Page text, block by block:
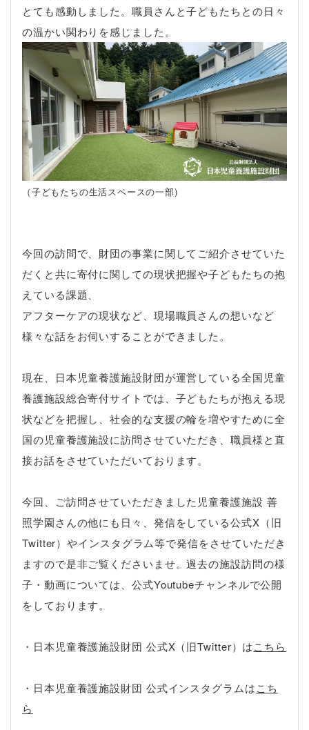
とても感動しました。職員さんと子どもたちとの日々
の温かい関わりを感じました。
（子どもたちの生活スペースの一部)
今回の訪問で、財団の事業に関してご紹介させていた
だくと共に寄付に関しての現状把握や子どもたちの抱
えている課題、
アフターケアの現状など、現場職員さんの想いなど
様々な話をお伺いすることができました。
現在、日本児童養護施設財団が運営している全国児童
養護施設総合寄付サイトでは、子どもたちが抱える現
状などを把握し、社会的な支援の輪を増やすために全
国の児童養護施設に訪問させていただき、職員様と直
接お話をさせていただいております。
今回、ご訪問させていただきました児童養護施設 善
照学園さんの他にも日々、発信をしている公式X（旧
Twitter）やインスタグラム等で発信をさせていただき
ますので是非ご覧くださいませ。過去の施設訪問の様
子・動画については、公式Youtubeチャンネルで公開
をしております。
・日本児童養護施設財団 公式X（旧Twitter）はこちら
・日本児童養護施設財団 公式インスタグラムはこち
ら